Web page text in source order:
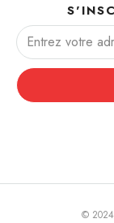
© 2024